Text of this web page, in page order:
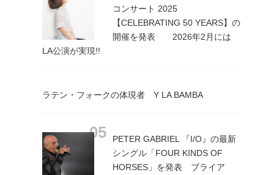
コンサート 2025
【CELEBRATING 50 YEARS】の
開催を発表 2026年2月には
LA公演が実現!!
ラテン・フォークの体現者 Y LA BAMBA
PETER GABRIEL 『I/O』の最新
シングル「FOUR KINDS OF
HORSES」を発表 ブライア